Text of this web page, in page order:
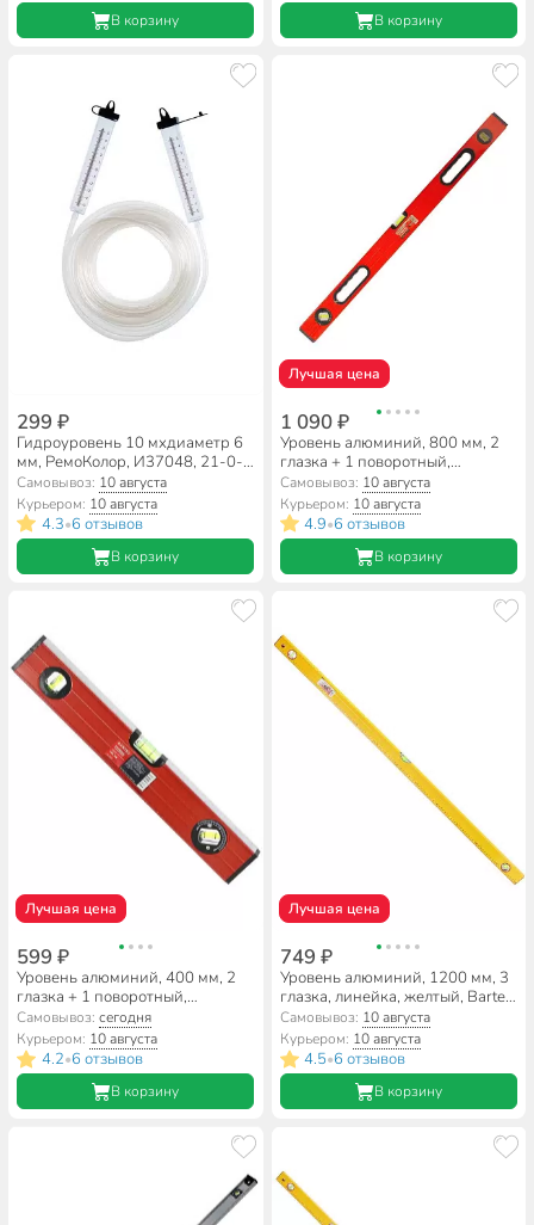
В корзину В корзину
299 ₽
Гидроуровень 10 мхдиаметр 6
мм, РемоКолор, И37048, 21-0-
010
Самовывоз: 10 августа
Курьером: 10 августа
4.3•6 отзывов
В корзину
Лучшая цена
1 090 ₽
Уровень алюминий, 800 мм, 2
глазка + 1 поворотный,
фрезерованная грань, 2 ручки,
Bartex, №0033, HJ-99B
Самовывоз: 10 августа
Курьером: 10 августа
4.9•6 отзывов
В корзину
Лучшая цена
599 ₽
Уровень алюминий, 400 мм, 2
глазка + 1 поворотный,
фрезерованная грань, Bartex,
№0033, HJ-99B
Самовывоз:сегодня
Курьером: 10 августа
4.2•6 отзывов
В корзину
Лучшая цена
749 ₽
Уровень алюминий, 1200 мм, 3
глазка, линейка, желтый, Bartex,
HJ-88D
Самовывоз: 10 августа
Курьером: 10 августа
4.5•6 отзывов
В корзину